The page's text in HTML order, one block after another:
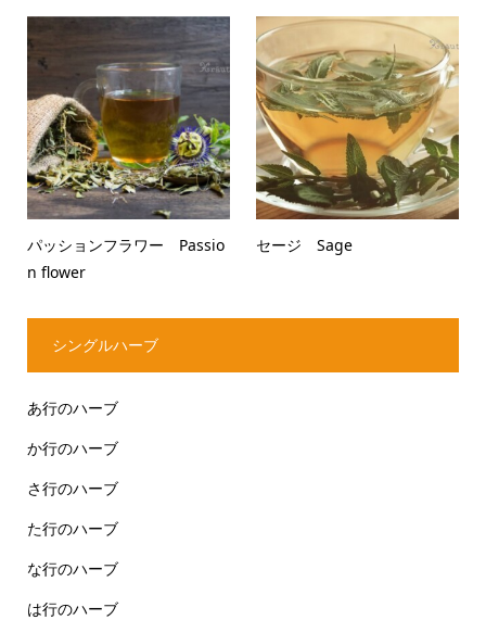
パッションフラワー Passio
n flower
セージ Sage
シングルハーブ
あ行のハーブ
か行のハーブ
さ行のハーブ
た行のハーブ
な行のハーブ
は行のハーブ